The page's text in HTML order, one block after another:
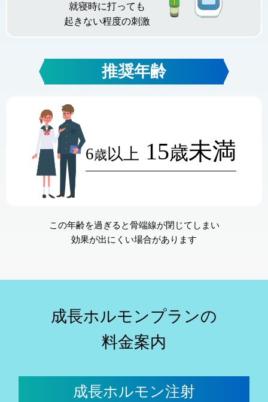
就寝時に打っても
起きない程度の刺激
推奨年齢
6歳 以上 15歳未満
この年齢を過ぎると骨端線が閉じてしまい
効果が出にくい場合があります
成長ホルモンプランの
料金案内
成長ホルモン注射